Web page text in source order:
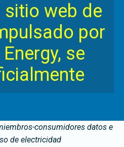
sitio web de
por
se
consumidores datos e
de electricidad